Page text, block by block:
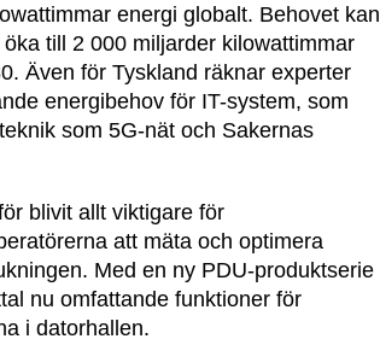
energi globalt. Behovet kan
till 2 000 miljarder kilowattimmar
Även för Tyskland räknar experter
energibehov för IT-system, som
som 5G-nät och Sakernas
blivit allt viktigare för
att mäta och optimera
Med en ny PDU-produktserie
nu omfattande funktioner för
i datorhallen.